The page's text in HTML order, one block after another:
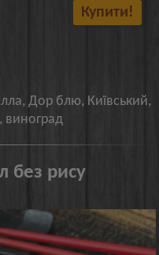
Купити!
Дор блю, Київський,
виноград
без рису